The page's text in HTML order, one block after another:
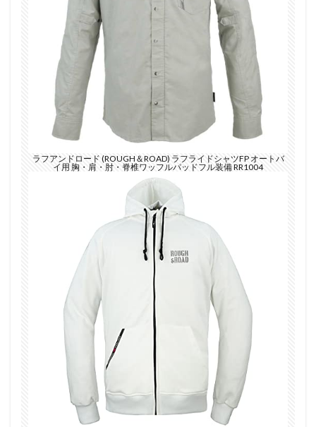
ラフアンドロード (ROUGH＆ROAD) ラフライドシャツFP オートバ
イ用 胸・肩・肘・脊椎ワッフルパッドフル装備 RR1004